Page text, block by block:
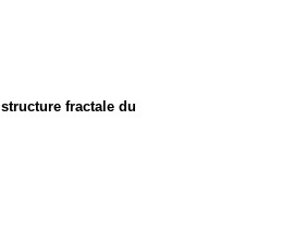
structure fractale du